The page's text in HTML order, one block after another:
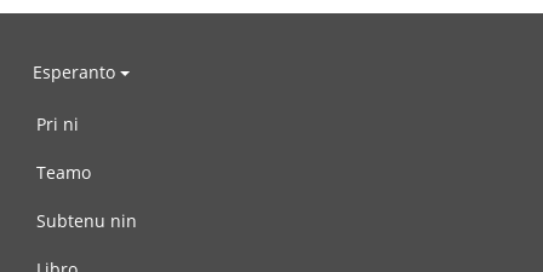
Esperanto
Pri ni
Teamo
Subtenu nin